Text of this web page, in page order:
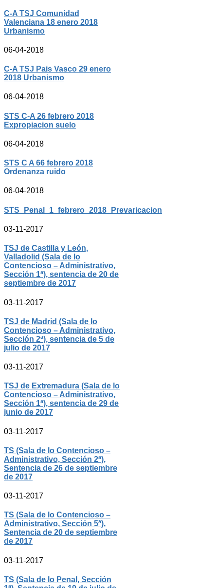
C-A TSJ Comunidad
Valenciana 18 enero 2018
Urbanismo
06-04-2018
C-A TSJ Pais Vasco 29 enero
2018 Urbanismo
06-04-2018
STS C-A 26 febrero 2018
Expropiacion suelo
06-04-2018
STS C A 66 febrero 2018
Ordenanza ruido
06-04-2018
STS_Penal_1_febrero_2018_Prevaricacion
03-11-2017
TSJ de Castilla y León,
Valladolid (Sala de lo
Contencioso – Administrativo,
Sección 1ª), sentencia de 20 de
septiembre de 2017
03-11-2017
TSJ de Madrid (Sala de lo
Contencioso – Administrativo,
Sección 2ª), sentencia de 5 de
julio de 2017
03-11-2017
TSJ de Extremadura (Sala de lo
Contencioso – Administrativo,
Sección 1ª), sentencia de 29 de
junio de 2017
03-11-2017
TS (Sala de lo Contencioso –
Administrativo, Sección 2ª),
Sentencia de 26 de septiembre
de 2017
03-11-2017
TS (Sala de lo Contencioso –
Administrativo, Sección 5ª),
Sentencia de 20 de septiembre
de 2017
03-11-2017
TS (Sala de lo Penal, Sección